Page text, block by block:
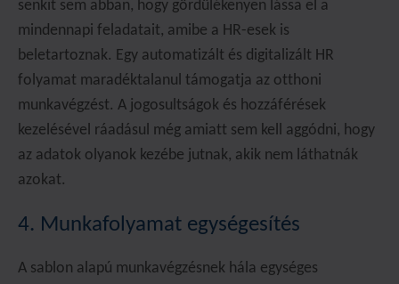
senkit sem abban, hogy gördülékenyen lássa el a
mindennapi feladatait, amibe a HR-esek is
beletartoznak. Egy automatizált és digitalizált HR
folyamat maradéktalanul támogatja az otthoni
munkavégzést. A jogosultságok és hozzáférések
kezelésével ráadásul még amiatt sem kell aggódni, hogy
az adatok olyanok kezébe jutnak, akik nem láthatnák
azokat.
4. Munkafolyamat egységesítés
A sablon alapú munkavégzésnek hála egységes